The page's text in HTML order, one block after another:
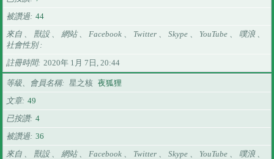
被讚過 44
來自 、 獸設 、 網站 、 Facebook 、 Twitter 、 Skype 、 YouTube 、 噗浪 、
社會性別
註冊時間
2020年 1月 7日, 20:44
等級、會員名稱 星之核 夜狐狸
文章 49
已按讚 4
被讚過 36
來自 、 獸設 、 網站 、 Facebook 、 Twitter 、 Skype 、 YouTube 、 噗浪 、